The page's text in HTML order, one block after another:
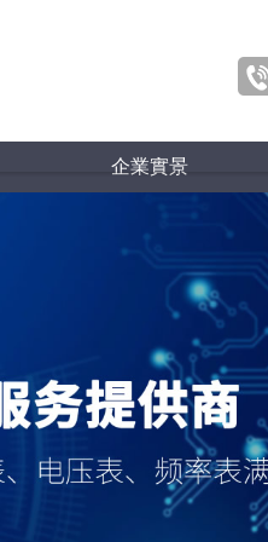
企業實景